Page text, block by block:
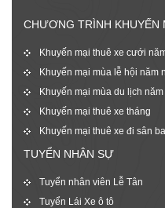
CHƯƠNG TRÌNH KHUYẾN
Khuyến mại thuê xe cưới
Khuyến mại mùa lễ hội năm
Khuyến mại mùa du lịch
Khuyến mại thuê xe tháng
Khuyến mại thuê xe đi sân
TUYỂN NHÂN SỰ
Tuyển nhân viên Lễ Tân
Tuyển Lái Xe ô tô